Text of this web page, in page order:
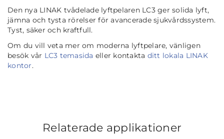
Den nya LINAK tvådelade lyftpelaren LC3 ger solida lyft,
jämna och tysta rörelser för avancerade sjukvårdssystem.
Tyst, säker och kraftfull.
Om du vill veta mer om moderna lyftpelare, vänligen
besök vår LC3 temasida eller kontakta ditt lokala LINAK
kontor.
Relaterade applikationer